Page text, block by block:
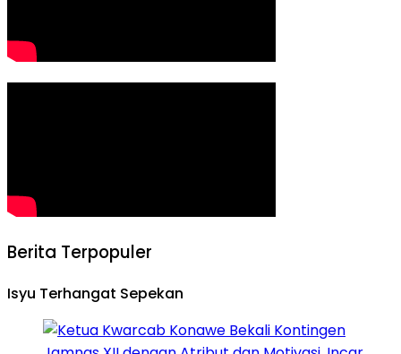
Berita Terpopuler
Isyu Terhangat Sepekan